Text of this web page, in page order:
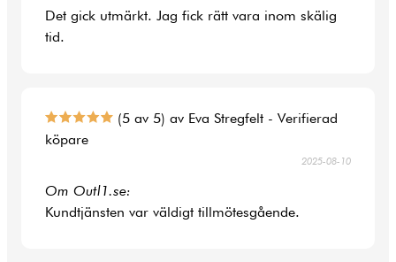
Det gick utmärkt. Jag fick rätt vara inom skälig
tid.
(5 av 5) av Eva Stregfelt - Verifierad
köpare
2025-08-10
Om Outl1.se:
Kundtjänsten var väldigt tillmötesgående.